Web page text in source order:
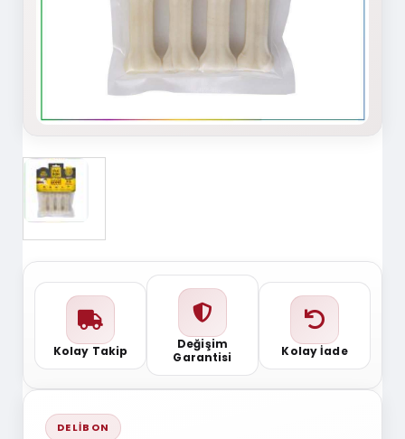
Kolay Takip
Değişim
Garantisi
Kolay İade
DELIBON